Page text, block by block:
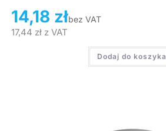
14,18 złbez VAT
17,44 złz VAT
Dodaj do koszyka